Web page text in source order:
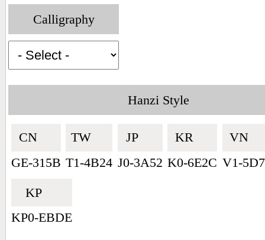
Calligraphy
Hanzi Style
CN🇨🇳
GE-315B
TW🇹🇼
T1-4B24
JP🇯🇵
J0-3A52
KR🇰🇷
K0-6E2C
VN🇻🇳
V1-
KP🇰🇵
KP0-EBDE